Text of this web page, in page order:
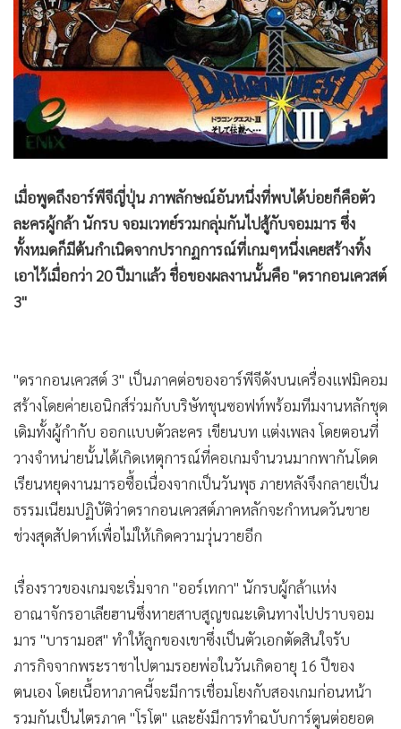
Cyber BIZ
ผู้จัดกวน
• Good health & Well-being
Green Innovation & SD
• Management & HR
• MGR Live
Infographic
การเมือง
• ท่องเที่ยว
• กีฬา
• ต่างประเทศ
• จีน
• ชุมชน-คุณภาพชีวิต
• อาชญากรรม
• Motoring
• เกม
• วิทยาศาสตร์
• SMEs
อินโดจีน
Celeb Online
• Factcheck
• ญี่ปุ่น
เมื่อพูดถึงอาร์พีจีญี่ปุ่น ภาพลักษณ์อันหนึ่งที่พบได้บ่อยก็คือตัว
ละครผู้กล้า นักรบ จอมเวทย์รวมกลุ่มกันไปสู้กับจอมมาร ซึ่ง
ทั้งหมดก็มีต้นกำเนิดจากปรากฏการณ์ที่เกมๆหนึ่งเคยสร้างทิ้ง
เอาไว้เมื่อกว่า 20 ปีมาแล้ว ชื่อของผลงานนั้นคือ "ดรากอนเควสต์
3"
"ดรากอนเควสต์ 3" เป็นภาคต่อของอาร์พีจีดังบนเครื่องแฟมิคอม
สร้างโดยค่ายเอนิกส์ร่วมกับบริษัทชุนซอฟท์พร้อมทีมงานหลักชุด
เดิมทั้งผู้กำกับ ออกแบบตัวละคร เขียนบท แต่งเพลง โดยตอนที่
วางจำหน่ายนั้นได้เกิดเหตุการณ์ที่คอเกมจำนวนมากพากันโดด
เรียนหยุดงานมารอซื้อเนื่องจากเป็นวันพุธ ภายหลังจึงกลายเป็น
ธรรมเนียมปฏิบัติว่าดรากอนเควสต์ภาคหลักจะกำหนดวันขาย
ช่วงสุดสัปดาห์เพื่อไม่ให้เกิดความวุ่นวายอีก
เรื่องราวของเกมจะเริ่มจาก "ออร์เทกา" นักรบผู้กล้าแห่ง
อาณาจักรอาเลียฮานซึ่งหายสาบสูญขณะเดินทางไปปราบจอม
มาร "บารามอส" ทำให้ลูกของเขาซึ่งเป็นตัวเอกตัดสินใจรับ
ภารกิจจากพระราชาไปตามรอยพ่อในวันเกิดอายุ 16 ปีของ
ตนเอง โดยเนื้อหาภาคนี้จะมีการเชื่อมโยงกับสองเกมก่อนหน้า
รวมกันเป็นไตรภาค "โรโต" และยังมีการทำฉบับการ์ตูนต่อยอด